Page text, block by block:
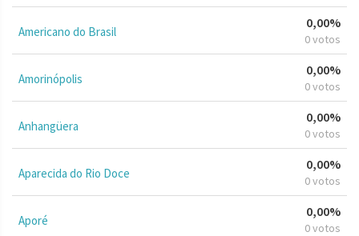
Americano do Brasil
0,00%
0 votos
Amorinópolis
0,00%
0 votos
Anhangüera
0,00%
0 votos
Aparecida do Rio Doce
0,00%
0 votos
Aporé
0,00%
0 votos